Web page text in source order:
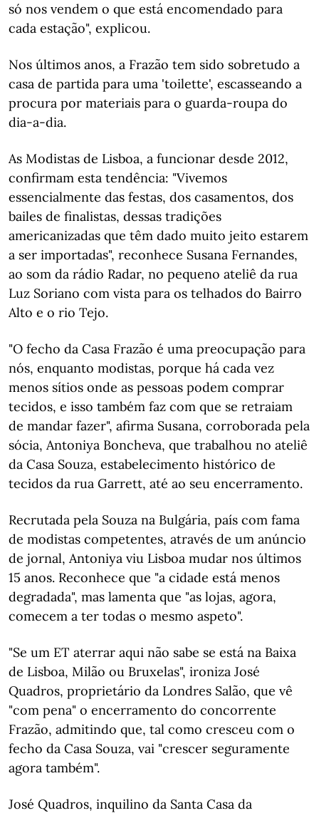
só nos vendem o que está encomendado para
cada estação", explicou.
Nos últimos anos, a Frazão tem sido sobretudo a
casa de partida para uma 'toilette', escasseando a
procura por materiais para o guarda-roupa do
dia-a-dia.
As Modistas de Lisboa, a funcionar desde 2012,
confirmam esta tendência: "Vivemos
essencialmente das festas, dos casamentos, dos
bailes de finalistas, dessas tradições
americanizadas que têm dado muito jeito estarem
a ser importadas", reconhece Susana Fernandes,
ao som da rádio Radar, no pequeno ateliê da rua
Luz Soriano com vista para os telhados do Bairro
Alto e o rio Tejo.
"O fecho da Casa Frazão é uma preocupação para
nós, enquanto modistas, porque há cada vez
menos sítios onde as pessoas podem comprar
tecidos, e isso também faz com que se retraiam
de mandar fazer", afirma Susana, corroborada pela
sócia, Antoniya Boncheva, que trabalhou no ateliê
da Casa Souza, estabelecimento histórico de
tecidos da rua Garrett, até ao seu encerramento.
Recrutada pela Souza na Bulgária, país com fama
de modistas competentes, através de um anúncio
de jornal, Antoniya viu Lisboa mudar nos últimos
15 anos. Reconhece que "a cidade está menos
degradada", mas lamenta que "as lojas, agora,
comecem a ter todas o mesmo aspeto".
"Se um ET aterrar aqui não sabe se está na Baixa
de Lisboa, Milão ou Bruxelas", ironiza José
Quadros, proprietário da Londres Salão, que vê
"com pena" o encerramento do concorrente
Frazão, admitindo que, tal como cresceu com o
fecho da Casa Souza, vai "crescer seguramente
agora também".
José Quadros, inquilino da Santa Casa da